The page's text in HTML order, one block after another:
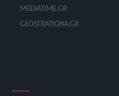
MEDIATIME.GR
GEOSTRATIGIKA.GR